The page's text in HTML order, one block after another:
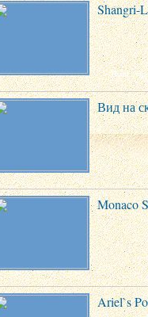
Shangri-
Вид на
Monaco
Ariel`s